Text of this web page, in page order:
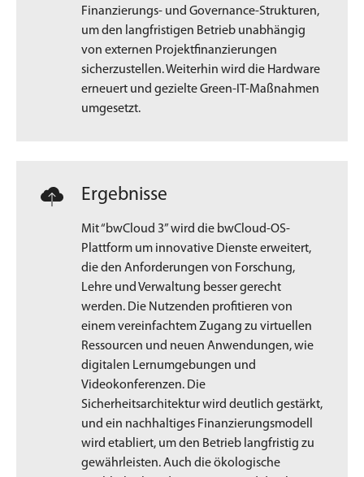
Finanzierungs- und Governance-Strukturen,
um den langfristigen Betrieb unabhängig
von externen Projektfinanzierungen
sicherzustellen. Weiterhin wird die Hardware
erneuert und gezielte Green-IT-Maßnahmen
umgesetzt.
Ergebnisse
Mit “bwCloud 3” wird die bwCloud-OS-
Plattform um innovative Dienste erweitert,
die den Anforderungen von Forschung,
Lehre und Verwaltung besser gerecht
werden. Die Nutzenden profitieren von
einem vereinfachtem Zugang zu virtuellen
Ressourcen und neuen Anwendungen, wie
digitalen Lernumgebungen und
Videokonferenzen. Die
Sicherheitsarchitektur wird deutlich gestärkt,
und ein nachhaltiges Finanzierungsmodell
wird etabliert, um den Betrieb langfristig zu
gewährleisten. Auch die ökologische